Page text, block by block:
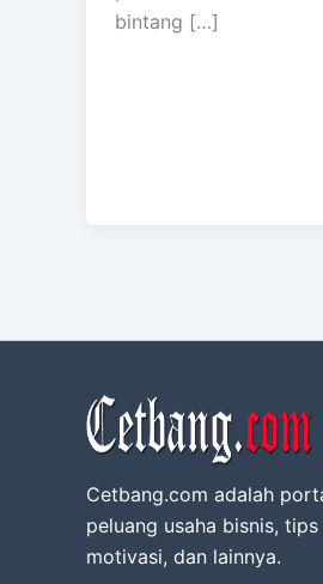
bintang […]
Cetbang.com adalah
peluang usaha bisnis,
motivasi, dan lainnya.